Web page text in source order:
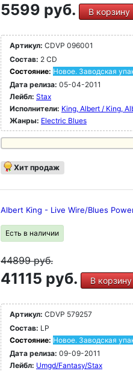
5599 руб. В корзину
Артикул: CDVP 096001
Состав: 2 CD
Состояние: Новое. Заводская
Дата релиза: 05-04-2011
Лейбл: Stax
Исполнители: King, Albert / King,
Жанры: Electric Blues
Хит продаж
Albert King - Live Wire/Blues
Есть в наличии
44899руб.
41115 руб. В корзину
Артикул: CDVP 579257
Состав: LP
Состояние: Новое. Заводская
Дата релиза: 09-09-2011
Лейбл: Umgd/Fantasy/Stax